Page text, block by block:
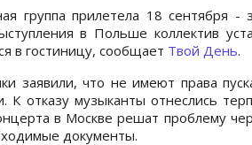
группа прилетела 18 сентября -
в Польше коллектив
в гостиницу, сообщает Твой День.
заявили, что не имеют права
К отказу музыканты отнеслись
в Москве решат проблему
документы.